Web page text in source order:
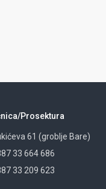
Prosektura
61 (groblje Bare)
33 664 686
33 209 623